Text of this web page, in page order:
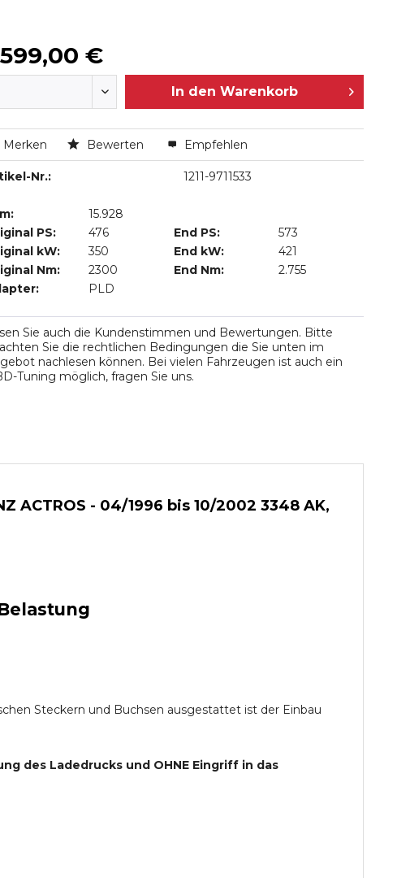
€
In den Warenkorb
Merken Bewerten Empfehlen
Nr.: 1211-9711533
15.928
PS:
476 End PS:
573
kW:
350 End kW:
421
Nm:
2300 End Nm:
2.755
PLD
Sie auch die Kundenstimmen und Bewertungen. Bitte
Sie die rechtlichen Bedingungen die Sie unten im
nachlesen können. Bei vielen Fahrzeugen ist auch ein
Tuning möglich, fragen Sie uns.
ACTROS - 04/1996 bis 10/2002 3348 AK,
Steckern und Buchsen ausgestattet ist der Einbau
des Ladedrucks und OHNE Eingriff in das